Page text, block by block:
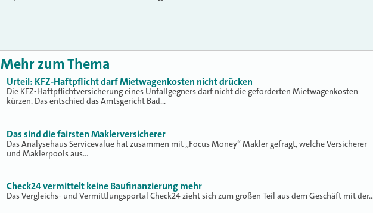
Mehr zum Thema
Urteil: KFZ-Haftpflicht darf Mietwagenkosten nicht drücken
Die KFZ-Haftpflichtversicherung eines Unfallgegners darf nicht die geforderten Mietwagenkosten
kürzen. Das entschied das Amtsgericht Bad…
Das sind die fairsten Maklerversicherer
Das Analysehaus Servicevalue hat zusammen mit „Focus Money“ Makler gefragt, welche Versicherer
und Maklerpools aus…
Check24 vermittelt keine Baufinanzierung mehr
Das Vergleichs- und Vermittlungsportal Check24 zieht sich zum großen Teil aus dem Geschäft mit